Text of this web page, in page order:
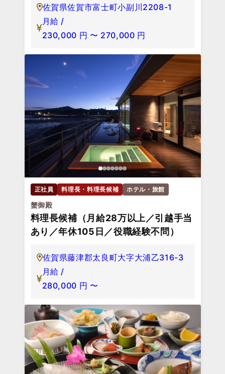
佐賀県佐賀市富士町小副川2208-1
月給 /
230,000 円 〜 270,000 円
正社員 料理長・料理長候補 ホテル・旅館
蟹御殿
料理長候補（月給28万以上／引越手当
あり／年休105日／役職経験不問）
佐賀県藤津郡太良町大字大浦乙316-3
月給 /
280,000 円 〜